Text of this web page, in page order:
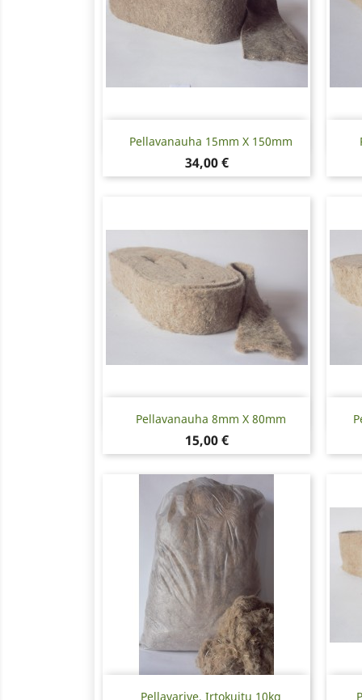
Pellavanauha 15mm X 150mm
Hinta
34,00 €
Pikakatselu
Pellavanauha 8mm X 80mm
Hinta
15,00 €
Pikakatselu
Pellavarive, Irtokuitu 10kg
Pikakatselu